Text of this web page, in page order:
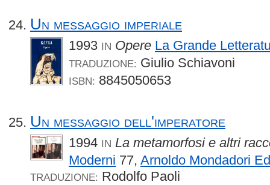
Un messaggio imperiale
1993 IN Opere La Grande
TRADUZIONE: Giulio Schiavoni
ISBN: 8845050653
Un messaggio dell'imperatore
1994 IN La metamorfosi e altri
Moderni 77, Arnoldo Mondadori
TRADUZIONE: Rodolfo Paoli